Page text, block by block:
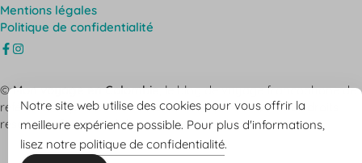
Mentions légales
Politique de confidentialité
©Mon voyage en Colombie, le blog de voyage francophone de
référence depuis 2018 avec beaucoup de 💛💙❤️ -Tous droits
réservés - Site web réalisé parnymyproduction.com
Notre site web utilise des cookies pour vous offrir la
meilleure expérience possible. Pour plus d'informations,
lisez notre politique de confidentialité.